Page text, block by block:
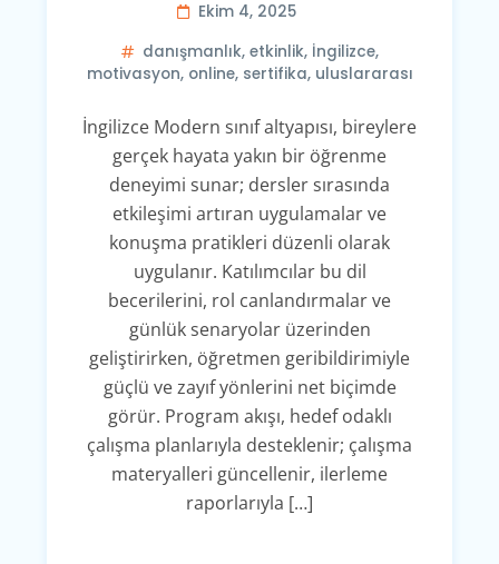
Ekim 4, 2025
danışmanlık, etkinlik, İngilizce,
motivasyon, online, sertifika, uluslararası
İngilizce Modern sınıf altyapısı, bireylere
gerçek hayata yakın bir öğrenme
deneyimi sunar; dersler sırasında
etkileşimi artıran uygulamalar ve
konuşma pratikleri düzenli olarak
uygulanır. Katılımcılar bu dil
becerilerini, rol canlandırmalar ve
günlük senaryolar üzerinden
geliştirirken, öğretmen geribildirimiyle
güçlü ve zayıf yönlerini net biçimde
görür. Program akışı, hedef odaklı
çalışma planlarıyla desteklenir; çalışma
materyalleri güncellenir, ilerleme
raporlarıyla […]